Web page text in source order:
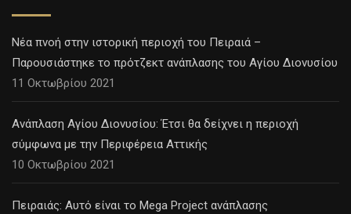
Νέα πνοή στην ιστορική περιοχή του Πειραιά –
Παρουσιάστηκε το πρότζεκτ ανάπλασης του Αγίου Διονυσίου
11 Οκτωβρίου 2021
Ανάπλαση Αγίου Διονυσίου: Έτσι θα δείχνει η περιοχή
σύμφωνα με την Περιφέρεια Αττικής
10 Οκτωβρίου 2021
Πειραιάς: Αυτό είναι το Mega Project ανάπλασης